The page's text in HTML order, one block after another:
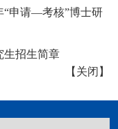
“申请—考核”博士研
生招生简章
【 关闭 】